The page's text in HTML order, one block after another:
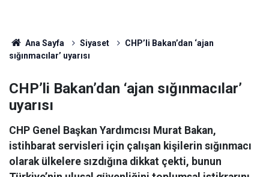
Ana Sayfa Siyaset
CHP’li Bakan’dan ‘ajan
sığınmacılar’ uyarısı
CHP’li Bakan’dan ‘ajan sığınmacılar’
uyarısı
CHP Genel Başkan Yardımcısı Murat Bakan,
istihbarat servisleri için çalışan kişilerin sığınmacı
olarak ülkelere sızdığına dikkat çekti, bunun